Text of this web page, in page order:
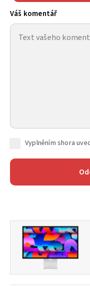
Váš komentář